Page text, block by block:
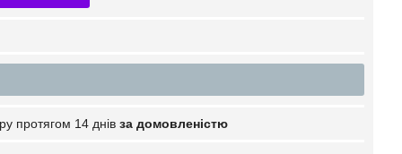
протягом 14 днів за домовленістю